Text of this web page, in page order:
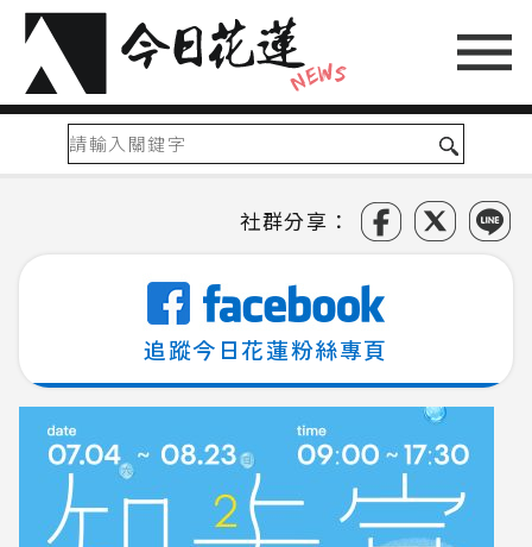
社群分享：
追蹤今日花蓮粉絲專頁